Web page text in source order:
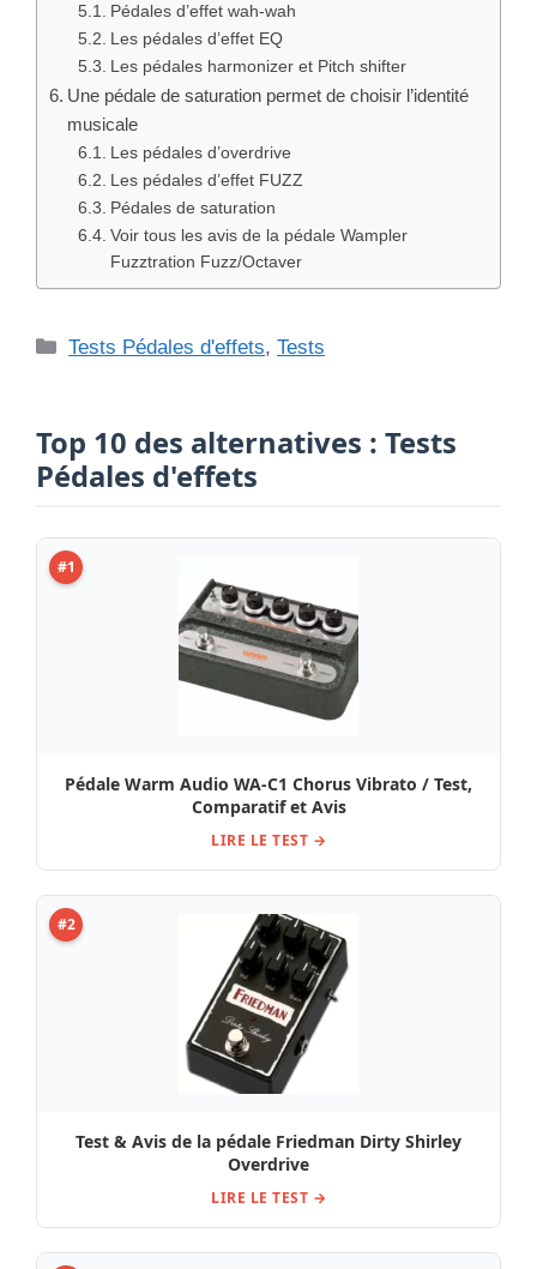
Pédales d’effet wah-wah
Les pédales d’effet EQ
Les pédales harmonizer et Pitch shifter
Une pédale de saturation permet de choisir l’identité
musicale
Les pédales d’overdrive
Les pédales d’effet FUZZ
Pédales de saturation
Voir tous les avis de la pédale Wampler
Fuzztration Fuzz/Octaver
Catégories
Tests Pédales d'effets,Tests
Top 10 des alternatives : Tests
Pédales d'effets
#1
Pédale Warm Audio WA-C1 Chorus Vibrato / Test,
Comparatif et Avis
LIRE LE TEST →
#2
Test & Avis de la pédale Friedman Dirty Shirley
Overdrive
LIRE LE TEST →